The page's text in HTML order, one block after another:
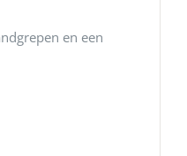
en een